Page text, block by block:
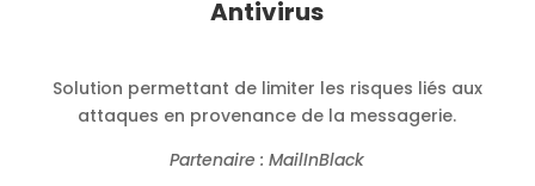
Antivirus
Solution permettant de limiter les risques liés aux
attaques en provenance de la messagerie.
Partenaire : MailInBlack